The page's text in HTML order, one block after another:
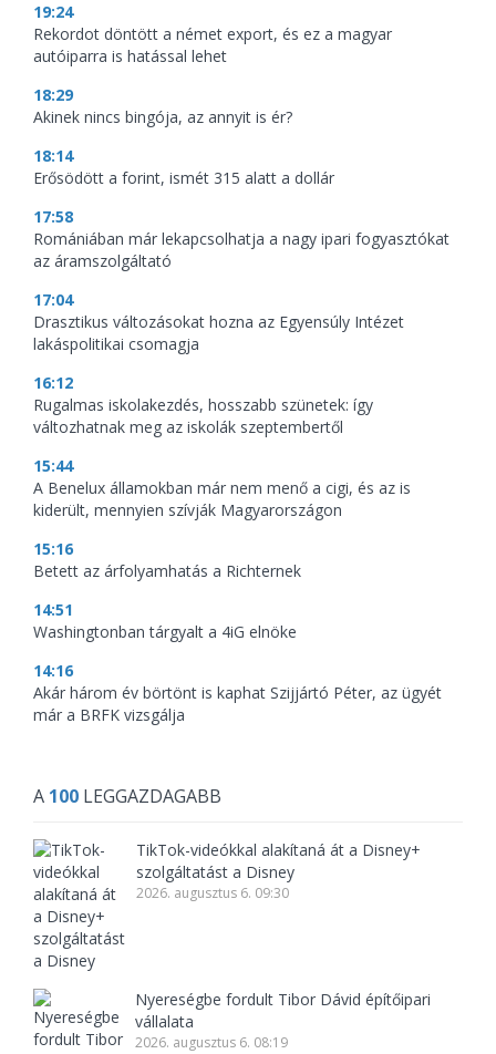
19:24
Rekordot döntött a német export, és ez a magyar
autóiparra is hatással lehet
18:29
Akinek nincs bingója, az annyit is ér?
18:14
Erősödött a forint, ismét 315 alatt a dollár
17:58
Romániában már lekapcsolhatja a nagy ipari fogyasztókat
az áramszolgáltató
17:04
Drasztikus változásokat hozna az Egyensúly Intézet
lakáspolitikai csomagja
16:12
Rugalmas iskolakezdés, hosszabb szünetek: így
változhatnak meg az iskolák szeptembertől
15:44
A Benelux államokban már nem menő a cigi, és az is
kiderült, mennyien szívják Magyarországon
15:16
Betett az árfolyamhatás a Richternek
14:51
Washingtonban tárgyalt a 4iG elnöke
14:16
Akár három év börtönt is kaphat Szijjártó Péter, az ügyét
már a BRFK vizsgálja
A 100 LEGGAZDAGABB
TikTok-videókkal alakítaná át a Disney+
szolgáltatást a Disney
2026. augusztus 6. 09:30
Nyereségbe fordult Tibor Dávid építőipari
vállalata
2026. augusztus 6. 08:19